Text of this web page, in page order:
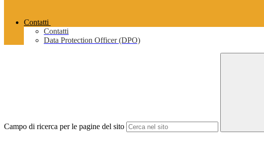
Contatti
Contatti
Data Protection Officer (DPO)
Campo di ricerca per le pagine del sito